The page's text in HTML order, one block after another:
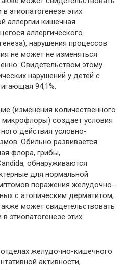
этиопатогенезе этих
аллергии кишечная
аллергического
нарушения процессов
не может не изменяться
Свидетельством этому
нарушений у детей с
94,1%.
(изменения количественного
микрофлоры) создает условия
действия условно-
Обильно развивается
флора, грибы,
обнаруживаются
для нормальной
поражения желудочно-
с атопическим дерматитом,
может свидетельствовать
этиопатогенезе этих
желудочно-кишечного
активности,